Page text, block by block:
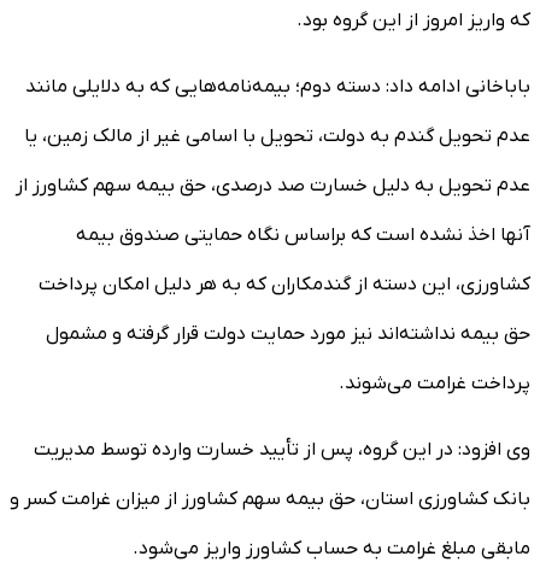
که واریز امروز از این گروه بود.
باباخانی ادامه داد: دسته دوم؛ بیمه‌نامه‌هایی که به دلایلی مانند
عدم تحویل گندم به دولت، تحویل با اسامی غیر از مالک زمین، یا
عدم تحویل به دلیل خسارت صد درصدی، حق بیمه سهم کشاورز از
آنها اخذ نشده است که براساس نگاه حمایتی صندوق بیمه
کشاورزی، این دسته از گندمکاران که به هر دلیل امکان پرداخت
حق بیمه نداشته‌اند نیز مورد حمایت دولت قرار گرفته و مشمول
پرداخت غرامت می‌شوند.
وی افزود: در این گروه، پس از تأیید خسارت وارده توسط مدیریت
بانک کشاورزی استان، حق بیمه سهم کشاورز از میزان غرامت کسر و
مابقی مبلغ غرامت به حساب کشاورز واریز می‌شود.